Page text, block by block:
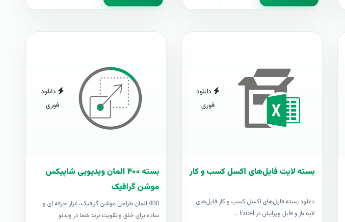
دانلود
فوری
بسته لایت فایل‌های اکسل کسب و کار
دانلود بسته فایل‌های اکسل کسب و کار فایل‌های
لایه باز و قابل ویرایش در Excel ..
دانلود
فوری
بسته ۴۰۰ المان ویدیویی شاپیکس
موشن گرافیک
400 المان طراحی موشن گرافیک، ابزار حرفه ای و
ساده برای خلق و تقویت برند شما در ویدئو